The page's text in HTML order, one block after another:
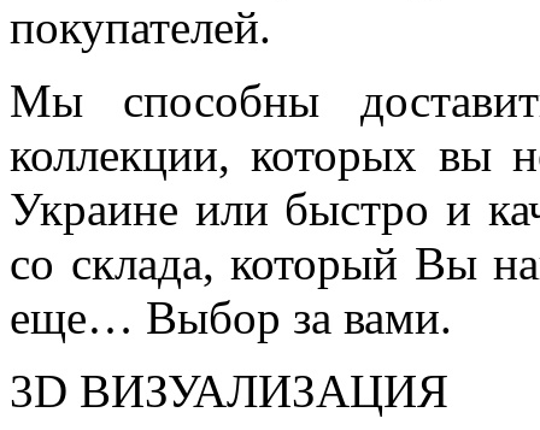
покупателей.
Мы способны
коллекции, которых вы
Украине или быстро и
со склада, который Вы
еще… Выбор за вами.
3D ВИЗУАЛИЗАЦИЯ